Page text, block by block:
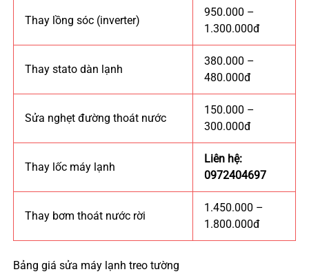
Thay lồng sóc (inverter)
950.000 –
1.300.000đ
Thay stato dàn lạnh
380.000 –
480.000đ
Sửa nghẹt đường thoát nước
150.000 –
300.000đ
Thay lốc máy lạnh
Liên hệ:
0972404697
Thay bơm thoát nước rời
1.450.000 –
1.800.000đ
Bảng giá sửa máy lạnh treo tường